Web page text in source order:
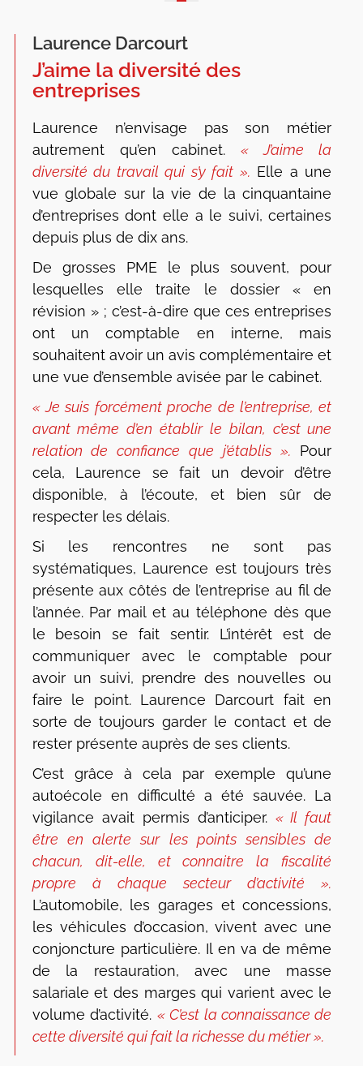
Laurence Darcourt
J’aime la diversité des
entreprises
Laurence n’envisage pas son métier
autrement qu’en cabinet.« J’aime la
diversité du travail qui s’y fait ». Elle a une
vue globale sur la vie de la cinquantaine
d’entreprises dont elle a le suivi, certaines
depuis plus de dix ans.
De grosses PME le plus souvent, pour
lesquelles elle traite le dossier « en
révision » ; c’est-à-dire que ces entreprises
ont un comptable en interne, mais
souhaitent avoir un avis complémentaire et
une vue d’ensemble avisée par le cabinet.
« Je suis forcément proche de l’entreprise, et
avant même d’en établir le bilan, c’est une
relation de confiance que j’établis ». Pour
cela, Laurence se fait un devoir d’être
disponible, à l’écoute, et bien sûr de
respecter les délais.
Si les rencontres ne sont pas
systématiques, Laurence est toujours très
présente aux côtés de l’entreprise au fil de
l’année. Par mail et au téléphone dès que
le besoin se fait sentir. L’intérêt est de
communiquer avec le comptable pour
avoir un suivi, prendre des nouvelles ou
faire le point. Laurence Darcourt fait en
sorte de toujours garder le contact et de
rester présente auprès de ses clients.
C’est grâce à cela par exemple qu’une
autoécole en difficulté a été sauvée. La
vigilance avait permis d’anticiper. « Il faut
être en alerte sur les points sensibles de
chacun, dit-elle, et connaitre la fiscalité
propre à chaque secteur d’activité ».
L’automobile, les garages et concessions,
les véhicules d’occasion, vivent avec une
conjoncture particulière. Il en va de même
de la restauration, avec une masse
salariale et des marges qui varient avec le
volume d’activité. « C’est la connaissance de
cette diversité qui fait la richesse du métier ».